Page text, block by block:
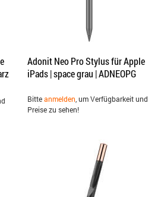
Adonit Neo Pro Stylus für Apple
iPads | space grau | ADNEOPG
Bitteanmelden , um Verfügbarkeit und
Preise zu sehen!